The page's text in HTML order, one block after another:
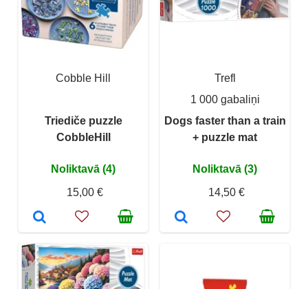
Cobble Hill
Triediče puzzle
CobbleHill
Noliktavā (4)
15,00 €
Trefl
1 000 gabaliņi
Dogs faster than a train
+ puzzle mat
Noliktavā (3)
14,50 €